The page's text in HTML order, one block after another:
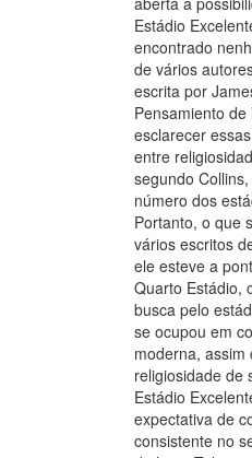
Estádio
encontrado
de vários
escrita por
Pensamiento
esclarecer
entre
segundo
número dos
Portanto, o que
vários escritos
ele esteve a
Quarto Estádio,
busca pelo
se ocupou em
moderna, assim
religiosidade de
Estádio
expectativa de
consistente no